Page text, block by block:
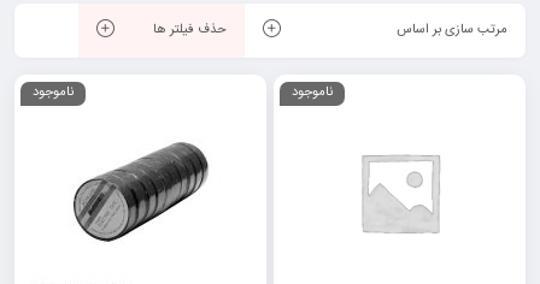
مرتب سازی بر اساس حذف فیلتر ها
ناموجود ناموجود